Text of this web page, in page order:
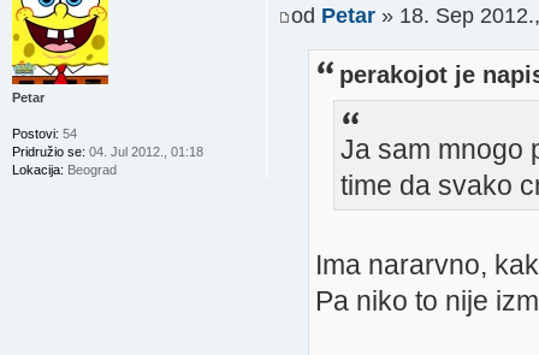
od Petar» 18. Sep
perakojot je
Ja sam mnogo
time da svako
Ima nararvno,
Pa niko to nije
Petar
Postovi: 54
Pridružio se: 04. Jul 2012., 01:18
Lokacija: Beograd